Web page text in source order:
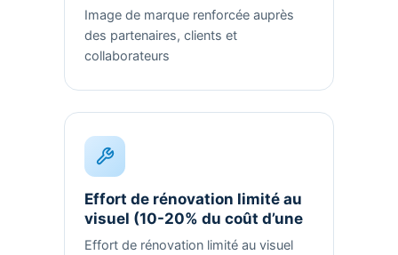
Image de marque renforcée auprès
des partenaires, clients et
collaborateurs
Effort de rénovation limité au
visuel (10-20% du coût d’une
Effort de rénovation limité au visuel